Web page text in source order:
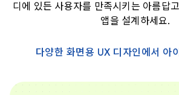
디에 있든 사용자를 만족시키는 아름답
앱을 설계하세요.
다양한 화면용 UX 디자인에서